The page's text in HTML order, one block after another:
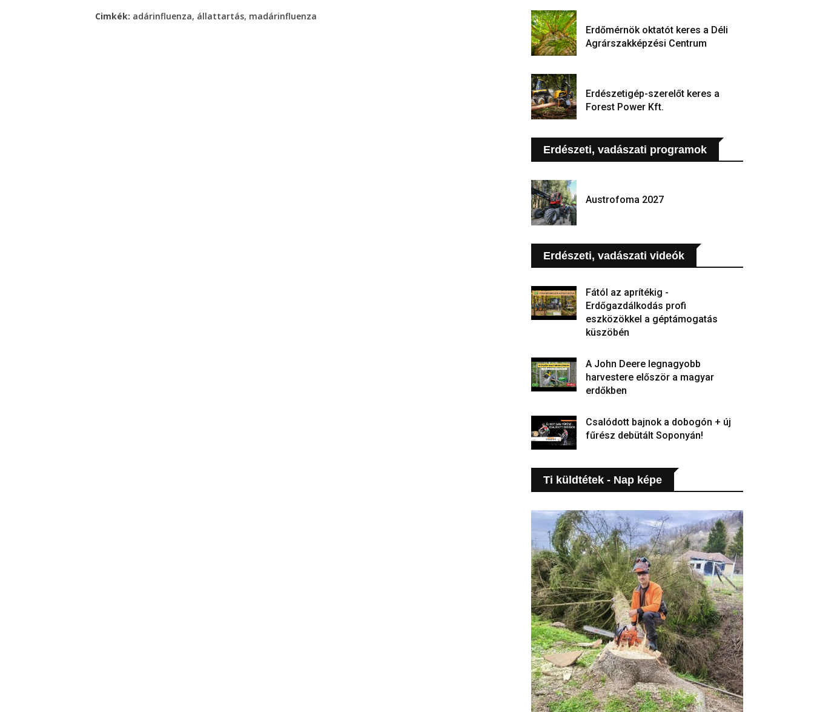
Cimkék: adárinfluenza, állattartás, madárinfluenza
Erdőmérnök oktatót keres a Déli
Agrárszakképzési Centrum
Erdészetigép-szerelőt keres a
Forest Power Kft.
Erdészeti, vadászati programok
Austrofoma 2027
Erdészeti, vadászati videók
Fától az aprítékig -
Erdőgazdálkodás profi
eszközökkel a géptámogatás
küszöbén
A John Deere legnagyobb
harvestere először a magyar
erdőkben
Csalódott bajnok a dobogón + új
fűrész debütált Soponyán!
Ti küldtétek - Nap képe